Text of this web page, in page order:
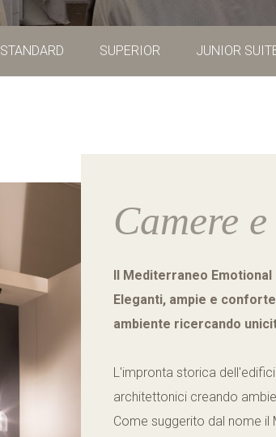
STANDARD SUPERIOR JUNIOR
Camere
Il Mediterraneo
Eleganti, ampie e
ambiente ricercando
L'impronta storica
architettonici creando
Come suggerito dal nome